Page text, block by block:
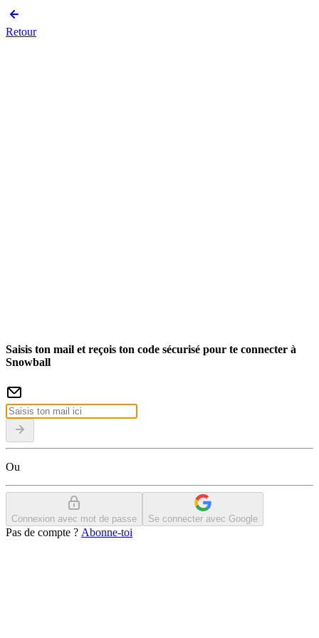
Retour
Saisis ton mail et reçois ton code sécurisé pour te connecter à
Snowball
Ou
Connexion avec mot de passe Se connecter avec Google
Pas de compte ? Abonne-toi